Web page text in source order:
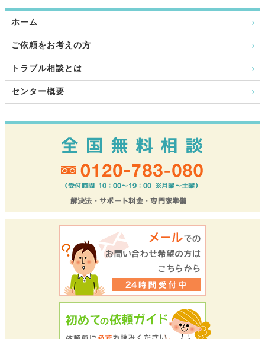
ホーム
ご依頼をお考えの方
トラブル相談とは
センター概要